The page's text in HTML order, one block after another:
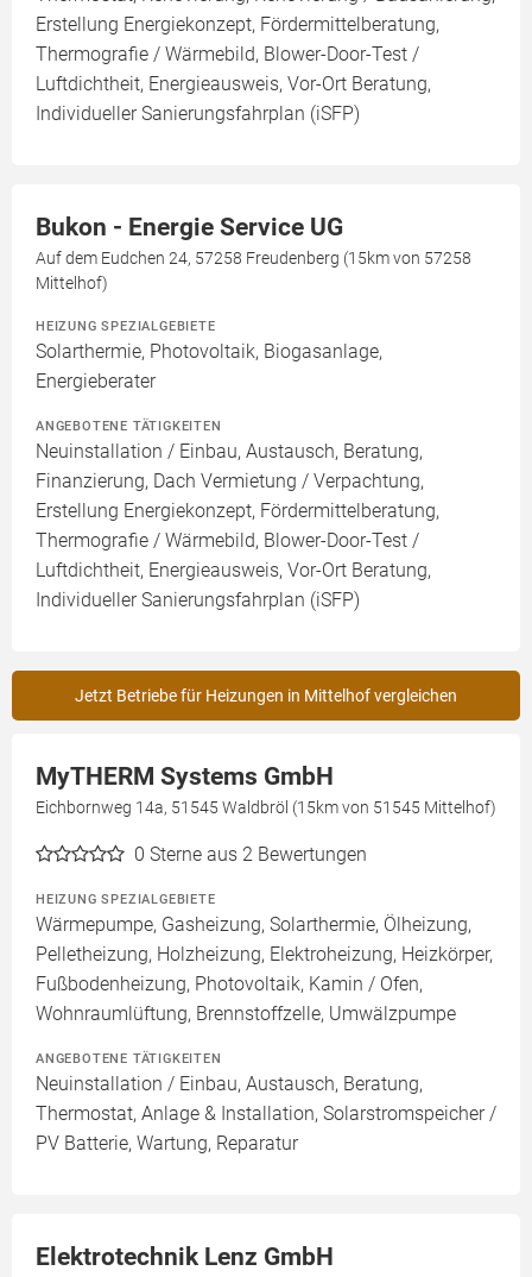
Erstellung Energiekonzept, Fördermittelberatung,
Thermografie / Wärmebild, Blower-Door-Test /
Luftdichtheit, Energieausweis, Vor-Ort Beratung,
Individueller Sanierungsfahrplan (iSFP)
Bukon - Energie Service UG
Auf dem Eudchen 24, 57258 Freudenberg (15km von 57258
Mittelhof)
HEIZUNG SPEZIALGEBIETE
Solarthermie, Photovoltaik, Biogasanlage,
Energieberater
ANGEBOTENE TÄTIGKEITEN
Neuinstallation / Einbau, Austausch, Beratung,
Finanzierung, Dach Vermietung / Verpachtung,
Erstellung Energiekonzept, Fördermittelberatung,
Thermografie / Wärmebild, Blower-Door-Test /
Luftdichtheit, Energieausweis, Vor-Ort Beratung,
Individueller Sanierungsfahrplan (iSFP)
Jetzt Betriebe für Heizungen in Mittelhof vergleichen
MyTHERM Systems GmbH
Eichbornweg 14a, 51545 Waldbröl (15km von 51545 Mittelhof)
0 Sterne aus 2 Bewertungen
HEIZUNG SPEZIALGEBIETE
Wärmepumpe, Gasheizung, Solarthermie, Ölheizung,
Pelletheizung, Holzheizung, Elektroheizung, Heizkörper,
Fußbodenheizung, Photovoltaik, Kamin / Ofen,
Wohnraumlüftung, Brennstoffzelle, Umwälzpumpe
ANGEBOTENE TÄTIGKEITEN
Neuinstallation / Einbau, Austausch, Beratung,
Thermostat, Anlage & Installation, Solarstromspeicher /
PV Batterie, Wartung, Reparatur
Elektrotechnik Lenz GmbH